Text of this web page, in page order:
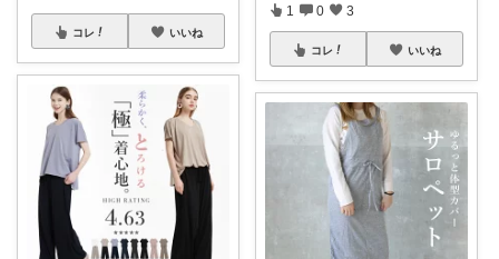
コレ いいね
1 0 3
コレ いいね